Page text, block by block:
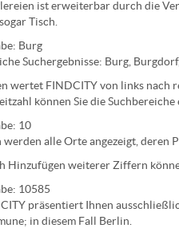
ist erweiterbar durch die
Tisch
Burg
Suchergebnisse: Burg Burgdorf,
wertet FINDCITY von links nach
können Sie die Suchbereiche
10
werden alle Orteangezeigt, deren
Hinzufügen weiterer Ziffern
10585
präsentiert Ihnen
in diesem Fall Berlin.